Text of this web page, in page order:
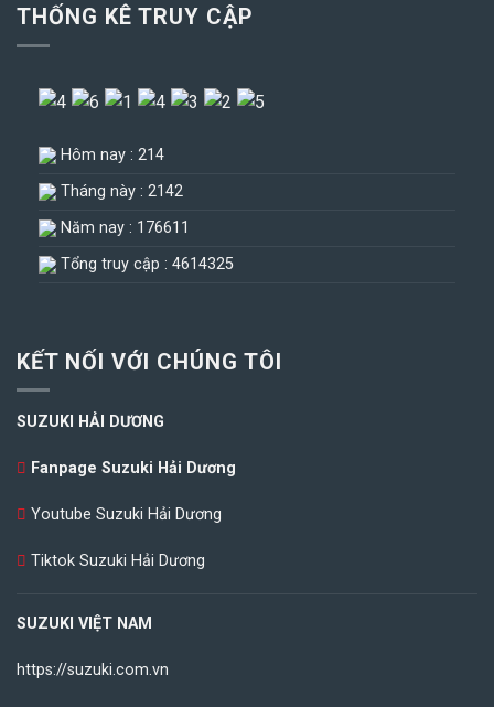
THỐNG KÊ TRUY CẬP
Hôm nay : 214
Tháng này : 2142
Năm nay : 176611
Tổng truy cập : 4614325
KẾT NỐI VỚI CHÚNG TÔI
SUZUKI HẢI DƯƠNG
Fanpage Suzuki Hải Dương
Youtube Suzuki Hải Dương
Tiktok Suzuki Hải Dương
SUZUKI VIỆT NAM
https://suzuki.com.vn